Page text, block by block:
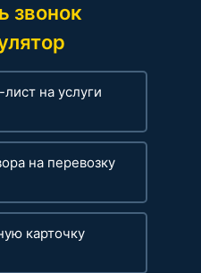
звонок
на услуги
на перевозку
карточку